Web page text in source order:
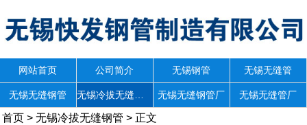
网站首页 公司简介 无锡钢管 无锡无缝管
无锡无缝钢管 无锡无缝钢管厂 无锡无缝管厂
首页 > 无锡冷拔无缝钢管 > 正文